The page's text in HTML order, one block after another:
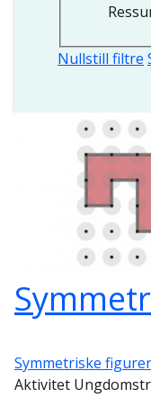
Nullstill filtre
Symmetriske figurer
Aktivitet